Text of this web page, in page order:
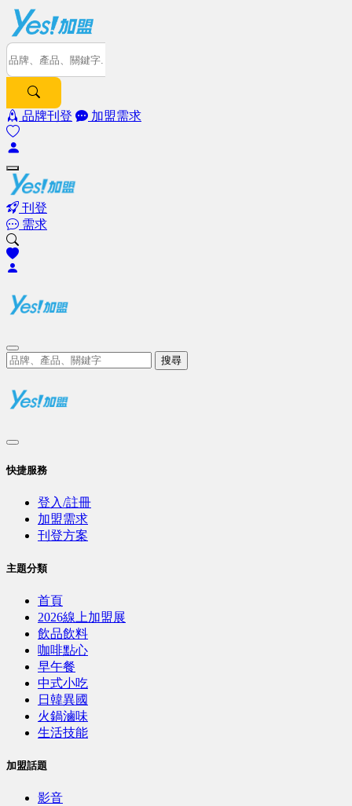
品牌刊登 加盟需求
刊登
需求
搜尋
快捷服務
登入/註冊
加盟需求
刊登方案
主題分類
首頁
2026線上加盟展
飲品飲料
咖啡點心
早午餐
中式小吃
日韓異國
火鍋滷味
生活技能
加盟話題
影音